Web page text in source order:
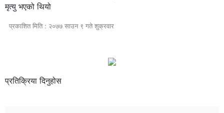
मृत्यु भएको थियो
प्रकाशित मिति : २०७७ साउन ९ गते शुक्रवार
प्रतिक्रिया दिनुहोस